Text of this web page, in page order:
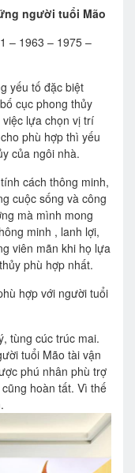
người tuổi Mão
– 1963 – 1975 –
yếu tố đặc biệt
cục phong thủy
lựa chọn vị trí
phù hợp thì yếu
của ngôi nhà.
cách thông minh,
cuộc sống và công
mà mình mong
minh , lanh lợi,
viên mãn khi họ lựa
phù hợp nhất.
hợp với người tuổi
tùng cúc trúc mai.
tuổi Mão tài vận
phú nhân phù trợ
hoàn tất. Vì thế